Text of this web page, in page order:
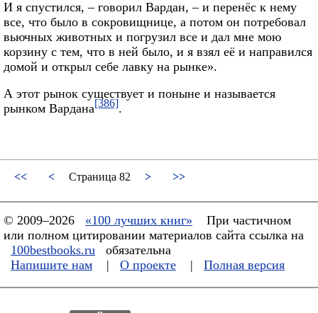
И я спустился, – говорил Вардан, – и перенёс к нему
все, что было в сокровищнице, а потом он потребовал
вьючных животных и погрузил все и дал мне мою
корзину с тем, что в ней было, и я взял её и направился
домой и открыл себе лавку на рынке».
А этот рынок существует и поныне и называется
рынком Вардана[386].
<< < Страница 82 > >>
© 2009–2026 «100 лучших книг»
При частичном
или полном цитировании материалов сайта ссылка на
100bestbooks.ru
обязательна
Напишите нам
| О проекте | Полная версия